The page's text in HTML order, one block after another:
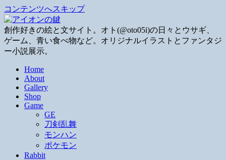
コンテンツへスキップ
創作好きの絵と文サイト。オト(@oto05i)の日々とウサギ、
ゲーム、青い食べ物など。オリジナルイラストとファンタジ
ー小説展示。
Home
About
Gallery
Shop
Game
GE
刀剣乱舞
モンハン
ポケモン
Rabbit